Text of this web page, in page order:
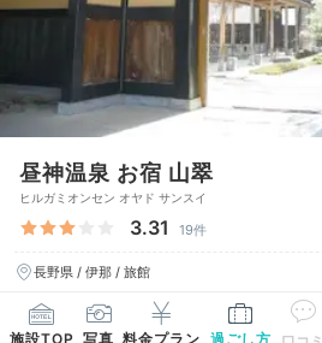
昼神温泉 お宿 山翠
ヒルガミオンセン オヤド サンスイ
3.31 19件
長野県 / 伊那 / 旅館
施設TOP 写真 料金プラン 過ごし方